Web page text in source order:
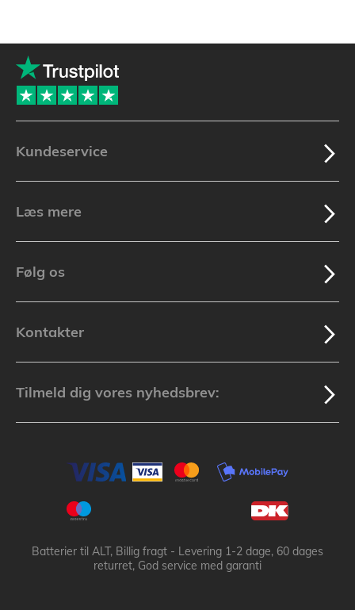
Kundeservice
Læs mere
Følg os
Kontakter
Tilmeld dig vores nyhedsbrev:
Batterier til ALT, Billig fragt - Levering 1-2 dage, 60 dages
returret, God service med garanti